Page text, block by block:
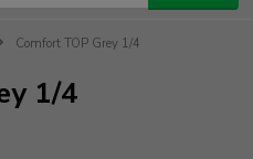
Comfort TOP Grey 1/4
1/4